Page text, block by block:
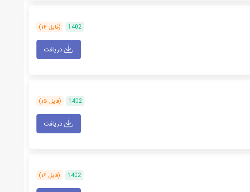
1402 (فایل ۱۴)
دریافت
1402 (فایل ۱۵)
دریافت
1402 (فایل ۱۶)